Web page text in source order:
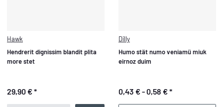
Hawk
Hendrerit dignissim blandit plita
more stet
29,90 €*
Dilly
Humo stät numo veniamü miuk
eirnoz duim
0,43 € -0,58 €*